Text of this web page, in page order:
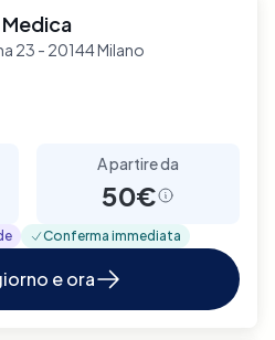
Medica
23 - 20144 Milano
A partire da
50€
Conferma immediata
e ora